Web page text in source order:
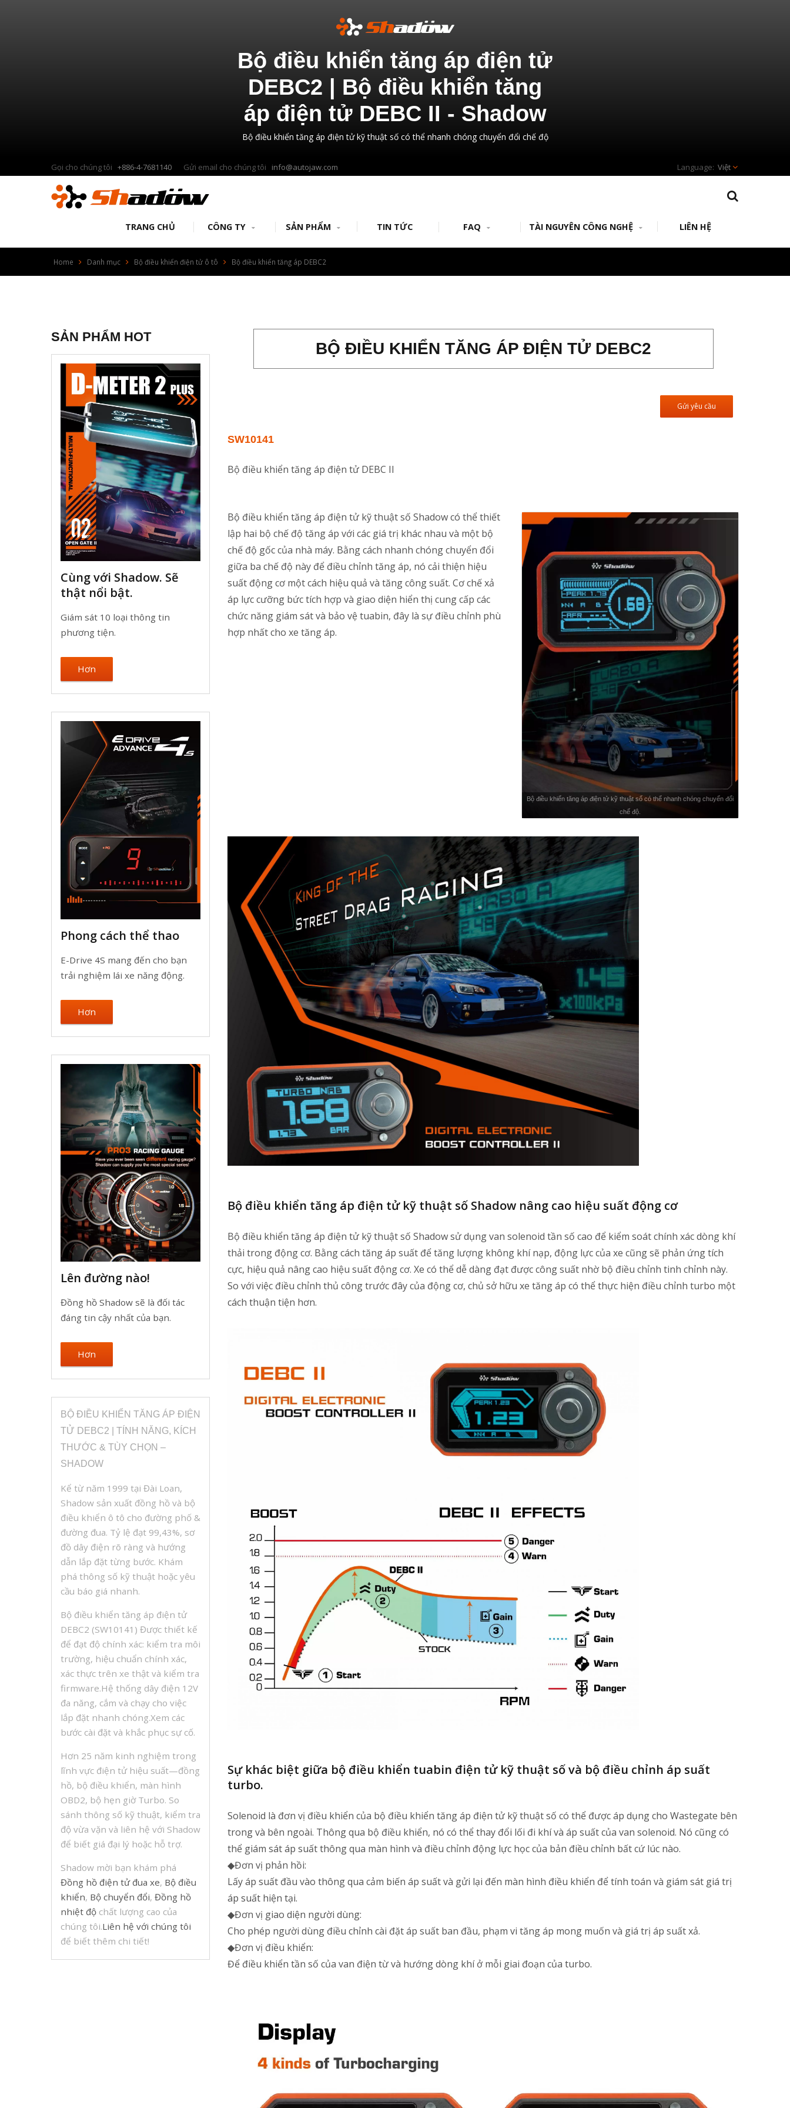
Bộ điều khiển tăng áp điện tử
DEBC2 | Bộ điều khiển tăng
áp điện tử DEBC II - Shadow
Bộ điều khiển tăng áp điện tử kỹ thuật số có thể nhanh chóng chuyển đổi chế độ
Gọi cho chúng tôi +886-4-7681140 Gửi email cho chúng tôi info@autojaw.com Việt
TRANG CHỦ CÔNG TY SẢN PHẨM TIN TỨC FAQ TÀI NGUYÊN CÔNG NGHỆ LIÊN HỆ
Home Danh mục Bộ điều khiển điện tử ô tô Bộ điều khiển tăng áp DEBC2
SẢN PHẨM HOT
Cùng với Shadow. Sẽ
thật nổi bật.
Giám sát 10 loại thông tin
phương tiện.
Hơn
Phong cách thể thao
E-Drive 4S mang đến cho bạn
trải nghiệm lái xe năng động.
Hơn
Lên đường nào!
Đồng hồ Shadow sẽ là đối tác
đáng tin cậy nhất của bạn.
Hơn
BỘ ĐIỀU KHIỂN TĂNG ÁP ĐIỆN
TỬ DEBC2 | TÍNH NĂNG, KÍCH
THƯỚC & TÙY CHỌN –
SHADOW
Kể từ năm 1999 tại Đài Loan,
Shadow sản xuất đồng hồ và bộ
điều khiển ô tô cho đường phố &
đường đua. Tỷ lệ đạt 99,43%, sơ
đồ dây điện rõ ràng và hướng
dẫn lắp đặt từng bước. Khám
phá thông số kỹ thuật hoặc yêu
cầu báo giá nhanh.
Bộ điều khiển tăng áp điện tử
DEBC2 (SW10141) Được thiết kế
để đạt độ chính xác: kiểm tra môi
trường, hiệu chuẩn chính xác,
xác thực trên xe thật và kiểm tra
firmware.Hệ thống dây điện 12V
đa năng, cắm và chạy cho việc
lắp đặt nhanh chóng.Xem các
bước cài đặt và khắc phục sự cố.
Hơn 25 năm kinh nghiệm trong
lĩnh vực điện tử hiệu suất—đồng
hồ, bộ điều khiển, màn hình
OBD2, bộ hẹn giờ Turbo. So
sánh thông số kỹ thuật, kiểm tra
độ vừa vặn và liên hệ với Shadow
để biết giá đại lý hoặc hỗ trợ.
Shadow mời bạn khám phá
Đồng hồ điện tử đua xe, Bộ điều
khiển, Bộ chuyển đổi, Đồng hồ
nhiệt độ chất lượng cao của
chúng tôi.Liên hệ với chúng tôi
để biết thêm chi tiết!
BỘ ĐIỀU KHIỂN TĂNG ÁP ĐIỆN TỬ DEBC2
Gửi yêu cầu
SW10141
Bộ điều khiển tăng áp điện tử DEBC II
Bộ điều khiển tăng áp điện tử kỹ thuật số có thể nhanh chóng chuyển đổi
chế độ.
Bộ điều khiển tăng áp điện tử kỹ thuật số Shadow có thể thiết
lập hai bộ chế độ tăng áp với các giá trị khác nhau và một bộ
chế độ gốc của nhà máy. Bằng cách nhanh chóng chuyển đổi
giữa ba chế độ này để điều chỉnh tăng áp, nó cải thiện hiệu
suất động cơ một cách hiệu quả và tăng công suất. Cơ chế xả
áp lực cưỡng bức tích hợp và giao diện hiển thị cung cấp các
chức năng giám sát và bảo vệ tuabin, đây là sự điều chỉnh phù
hợp nhất cho xe tăng áp.
Bộ điều khiển tăng áp điện tử kỹ thuật số Shadow nâng cao hiệu suất động cơ
Bộ điều khiển tăng áp điện tử kỹ thuật số Shadow sử dụng van solenoid tần số cao để kiểm soát chính xác dòng khí
thải trong động cơ. Bằng cách tăng áp suất để tăng lượng không khí nạp, động lực của xe cũng sẽ phản ứng tích
cực, hiệu quả nâng cao hiệu suất động cơ. Xe có thể dễ dàng đạt được công suất nhờ bộ điều chỉnh tinh chỉnh này.
So với việc điều chỉnh thủ công trước đây của động cơ, chủ sở hữu xe tăng áp có thể thực hiện điều chỉnh turbo một
cách thuận tiện hơn.
Sự khác biệt giữa bộ điều khiển tuabin điện tử kỹ thuật số và bộ điều chỉnh áp suất
turbo.
Solenoid là đơn vị điều khiển của bộ điều khiển tăng áp điện tử kỹ thuật số có thể được áp dụng cho Wastegate bên
trong và bên ngoài. Thông qua bộ điều khiển, nó có thể thay đổi lối đi khí và áp suất của van solenoid. Nó cũng có
thể giám sát áp suất thông qua màn hình và điều chỉnh động lực học của bản điều chỉnh bất cứ lúc nào.
◆Đơn vị phản hồi:
Lấy áp suất đầu vào thông qua cảm biến áp suất và gửi lại đến màn hình điều khiển để tính toán và giám sát giá trị
áp suất hiện tại.
◆Đơn vị giao diện người dùng:
Cho phép người dùng điều chỉnh cài đặt áp suất ban đầu, phạm vi tăng áp mong muốn và giá trị áp suất xả.
◆Đơn vị điều khiển:
Để điều khiển tần số của van điện từ và hướng dòng khí ở mỗi giai đoạn của turbo.